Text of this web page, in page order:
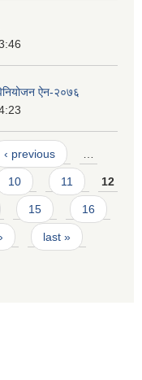
ऐन-२०७६
‹ previous …
10 11 12
15 16
last »